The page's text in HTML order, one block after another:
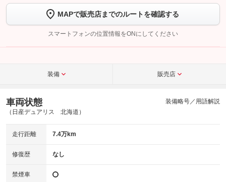
トーク画面で
ボタンをタップして問い合わせを
完了してください。
こちら
MAPで販売店までのルートを確認する
スマートフォンの位置情報をONにしてください
装備 販売店
車両状態
（日産デュアリス 北海道）
装備略号／用語解説
走行距離 7.4万km
修復歴 なし
禁煙車